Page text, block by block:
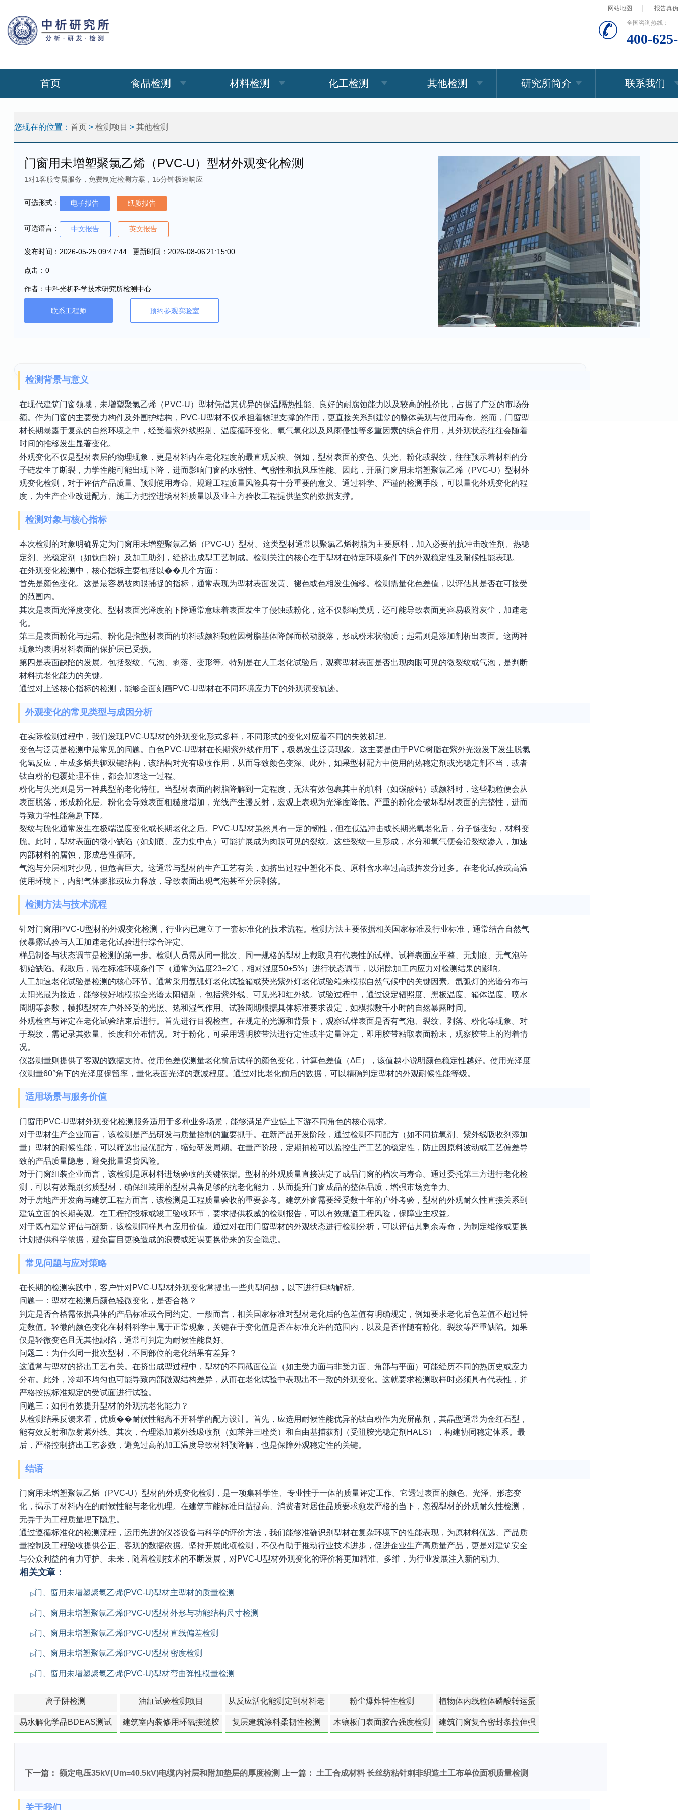
网站地图 报告真
全国咨询热线：
400-
首页 食品检测 材料检测 化工检测 其他检测 研究所简介 联系我们
您现在的位置： 首页 > 检测项目 > 其他检测
门窗用未增塑聚氯乙烯（PVC-U）型材外观变化检测
1对1客服专属服务，免费制定检测方案，15分钟极速响应
可选形式： 电子报告 纸质报告
可选语言： 中文报告 英文报告
发布时间：2026-05-25 09:47:44 更新时间：2026-08-06 21:15:00
点击：0
作者：中科光析科学技术研究所检测中心
联系工程师 预约参观实验室
检测背景与意义
在现代建筑门窗领域，未增塑聚氯乙烯（PVC-U）型材凭借其优异的保温隔热性能、良好的耐腐蚀能力以及较高的性价比，占据了广泛的市场份
额。作为门窗的主要受力构件及外围护结构，PVC-U型材不仅承担着物理支撑的作用，更直接关系到建筑的整体美观与使用寿命。然而，门窗型
材长期暴露于复杂的自然环境之中，经受着紫外线照射、温度循环变化、氧气氧化以及风雨侵蚀等多重因素的综合作用，其外观状态往往会随着
时间的推移发生显著变化。
外观变化不仅是型材表层的物理现象，更是材料内在老化程度的最直观反映。例如，型材表面的变色、失光、粉化或裂纹，往往预示着材料的分
子链发生了断裂，力学性能可能出现下降，进而影响门窗的水密性、气密性和抗风压性能。因此，开展门窗用未增塑聚氯乙烯（PVC-U）型材外
观变化检测，对于评估产品质量、预测使用寿命、规避工程质量风险具有十分重要的意义。通过科学、严谨的检测手段，可以量化外观变化的程
度，为生产企业改进配方、施工方把控进场材料质量以及业主方验收工程提供坚实的数据支撑。
检测对象与核心指标
本次检测的对象明确界定为门窗用未增塑聚氯乙烯（PVC-U）型材。这类型材通常以聚氯乙烯树脂为主要原料，加入必要的抗冲击改性剂、热稳
定剂、光稳定剂（如钛白粉）及加工助剂，经挤出成型工艺制成。检测关注的核心在于型材在特定环境条件下的外观稳定性及耐候性能表现。
在外观变化检测中，核心指标主要包括以��几个方面：
首先是颜色变化。这是最容易被肉眼捕捉的指标，通常表现为型材表面发黄、褪色或色相发生偏移。检测需量化色差值，以评估其是否在可接受
的范围内。
其次是表面光泽度变化。型材表面光泽度的下降通常意味着表面发生了侵蚀或粉化，这不仅影响美观，还可能导致表面更容易吸附灰尘，加速老
化。
第三是表面粉化与起霜。粉化是指型材表面的填料或颜料颗粒因树脂基体降解而松动脱落，形成粉末状物质；起霜则是添加剂析出表面。这两种
现象均表明材料表面的保护层已受损。
第四是表面缺陷的发展。包括裂纹、气泡、剥落、变形等。特别是在人工老化试验后，观察型材表面是否出现肉眼可见的微裂纹或气泡，是判断
材料抗老化能力的关键。
通过对上述核心指标的检测，能够全面刻画PVC-U型材在不同环境应力下的外观演变轨迹。
外观变化的常见类型与成因分析
在实际检测过程中，我们发现PVC-U型材的外观变化形式多样，不同形式的变化对应着不同的失效机理。
变色与泛黄是检测中最常见的问题。白色PVC-U型材在长期紫外线作用下，极易发生泛黄现象。这主要是由于PVC树脂在紫外光激发下发生脱氯
化氢反应，生成多烯共轭双键结构，该结构对光有吸收作用，从而导致颜色变深。此外，如果型材配方中使用的热稳定剂或光稳定剂不当，或者
钛白粉的包覆处理不佳，都会加速这一过程。
粉化与失光则是另一种典型的老化特征。当型材表面的树脂降解到一定程度，无法有效包裹其中的填料（如碳酸钙）或颜料时，这些颗粒便会从
表面脱落，形成粉化层。粉化会导致表面粗糙度增加，光线产生漫反射，宏观上表现为光泽度降低。严重的粉化会破坏型材表面的完整性，进而
导致力学性能急剧下降。
裂纹与脆化通常发生在极端温度变化或长期老化之后。PVC-U型材虽然具有一定的韧性，但在低温冲击或长期光氧老化后，分子链变短，材料变
脆。此时，型材表面的微小缺陷（如划痕、应力集中点）可能扩展成为肉眼可见的裂纹。这些裂纹一旦形成，水分和氧气便会沿裂纹渗入，加速
内部材料的腐蚀，形成恶性循环。
气泡与分层相对少见，但危害巨大。这通常与型材的生产工艺有关，如挤出过程中塑化不良、原料含水率过高或挥发分过多。在老化试验或高温
使用环境下，内部气体膨胀或应力释放，导致表面出现气泡甚至分层剥落。
检测方法与技术流程
针对门窗用PVC-U型材的外观变化检测，行业内已建立了一套标准化的技术流程。检测方法主要依据相关国家标准及行业标准，通常结合自然气
候暴露试验与人工加速老化试验进行综合评定。
样品制备与状态调节是检测的第一步。检测人员需从同一批次、同一规格的型材上截取具有代表性的试样。试样表面应平整、无划痕、无气泡等
初始缺陷。截取后，需在标准环境条件下（通常为温度23±2℃，相对湿度50±5%）进行状态调节，以消除加工内应力对检测结果的影响。
人工加速老化试验是检测的核心环节。通常采用氙弧灯老化试验箱或荧光紫外灯老化试验箱来模拟自然气候中的关键因素。氙弧灯的光谱分布与
太阳光最为接近，能够较好地模拟全光谱太阳辐射，包括紫外线、可见光和红外线。试验过程中，通过设定辐照度、黑板温度、箱体温度、喷水
周期等参数，模拟型材在户外经受的光照、热和湿气作用。试验周期根据具体标准要求设定，如模拟数千小时的自然暴露时间。
外观检查与评定在老化试验结束后进行。首先进行目视检查。在规定的光源和背景下，观察试样表面是否有气泡、裂纹、剥落、粉化等现象。对
于裂纹，需记录其数量、长度和分布情况。对于粉化，可采用透明胶带法进行定性或半定量评定，即用胶带粘取表面粉末，观察胶带上的附着情
况。
仪器测量则提供了客观的数据支持。使用色差仪测量老化前后试样的颜色变化，计算色差值（ΔE），该值越小说明颜色稳定性越好。使用光泽度
仪测量60°角下的光泽度保留率，量化表面光泽的衰减程度。通过对比老化前后的数据，可以精确判定型材的外观耐候性能等级。
适用场景与服务价值
门窗用PVC-U型材外观变化检测服务适用于多种业务场景，能够满足产业链上下游不同角色的核心需求。
对于型材生产企业而言，该检测是产品研发与质量控制的重要抓手。在新产品开发阶段，通过检测不同配方（如不同抗氧剂、紫外线吸收剂添加
量）型材的耐候性能，可以筛选出最优配方，缩短研发周期。在量产阶段，定期抽检可以监控生产工艺的稳定性，防止因原料波动或工艺偏差导
致的产品质量隐患，避免批量退货风险。
对于门窗组装企业而言，该检测是原材料进场验收的关键依据。型材的外观质量直接决定了成品门窗的档次与寿命。通过委托第三方进行老化检
测，可以有效甄别劣质型材，确保组装用的型材具备足够的抗老化能力，从而提升门窗成品的整体品质，增强市场竞争力。
对于房地产开发商与建筑工程方而言，该检测是工程质量验收的重要参考。建筑外窗需要经受数十年的户外考验，型材的外观耐久性直接关系到
建筑立面的长期美观。在工程招投标或竣工验收环节，要求提供权威的检测报告，可以有效规避工程风险，保障业主权益。
对于既有建筑评估与翻新，该检测同样具有应用价值。通过对在用门窗型材的外观状态进行检测分析，可以评估其剩余寿命，为制定维修或更换
计划提供科学依据，避免盲目更换造成的浪费或延误更换带来的安全隐患。
常见问题与应对策略
在长期的检测实践中，客户针对PVC-U型材外观变化常提出一些典型问题，以下进行归纳解析。
问题一：型材在检测后颜色轻微变化，是否合格？
判定是否合格需依据具体的产品标准或合同约定。一般而言，相关国家标准对型材老化后的色差值有明确规定，例如要求老化后色差值不超过特
定数值。轻微的颜色变化在材料科学中属于正常现象，关键在于变化值是否在标准允许的范围内，以及是否伴随有粉化、裂纹等严重缺陷。如果
仅是轻微变色且无其他缺陷，通常可判定为耐候性能良好。
问题二：为什么同一批次型材，不同部位的老化结果有差异？
这通常与型材的挤出工艺有关。在挤出成型过程中，型材的不同截面位置（如主受力面与非受力面、角部与平面）可能经历不同的热历史或应力
分布。此外，冷却不均匀也可能导致内部微观结构差异，从而在老化试验中表现出不一致的外观变化。这就要求检测取样时必须具有代表性，并
严格按照标准规定的受试面进行试验。
问题三：如何有效提升型材的外观抗老化能力？
从检测结果反馈来看，优质��耐候性能离不开科学的配方设计。首先，应选用耐候性能优异的钛白粉作为光屏蔽剂，其晶型通常为金红石型，
能有效反射和散射紫外线。其次，合理添加紫外线吸收剂（如苯并三唑类）和自由基捕获剂（受阻胺光稳定剂HALS），构建协同稳定体系。最
后，严格控制挤出工艺参数，避免过高的加工温度导致材料预降解，也是保障外观稳定性的关键。
结语
门窗用未增塑聚氯乙烯（PVC-U）型材的外观变化检测，是一项集科学性、专业性于一体的质量评定工作。它透过表面的颜色、光泽、形态变
化，揭示了材料内在的耐候性能与老化机理。在建筑节能标准日益提高、消费者对居住品质要求愈发严格的当下，忽视型材的外观耐久性检测，
无异于为工程质量埋下隐患。
通过遵循标准化的检测流程，运用先进的仪器设备与科学的评价方法，我们能够准确识别型材在复杂环境下的性能表现，为原材料优选、产品质
量控制及工程验收提供公正、客观的数据依据。坚持开展此项检测，不仅有助于推动行业技术进步，促进企业生产高质量产品，更是对建筑安全
与公众利益的有力守护。未来，随着检测技术的不断发展，对PVC-U型材外观变化的评价将更加精准、多维，为行业发展注入新的动力。
相关文章：
门、窗用未增塑聚氯乙烯(PVC-U)型材主型材的质量检测
门、窗用未增塑聚氯乙烯(PVC-U)型材外形与功能结构尺寸检测
门、窗用未增塑聚氯乙烯(PVC-U)型材直线偏差检测
门、窗用未增塑聚氯乙烯(PVC-U)型材密度检测
门、窗用未增塑聚氯乙烯(PVC-U)型材弯曲弹性模量检测
离子阱检测 油缸试验检测项目
从反应活化能测定到材料老
化寿命预测的经典模型
粉尘爆炸特性检测
植物体内线粒体磷酸转运蛋
白活性检测
易水解化学品BDEAS测试
建筑室内装修用环氧接缝胶
复层建筑涂料柔韧性检测 木镶板门表面胶合强度检测
建筑门窗复合密封条拉伸强
下一篇： 额定电压35kV(Um=40.5kV)电缆内衬层和附加垫层的厚度检测 上一篇： 土工合成材料 长丝纺粘针刺非织造土工布单位面积质量检测